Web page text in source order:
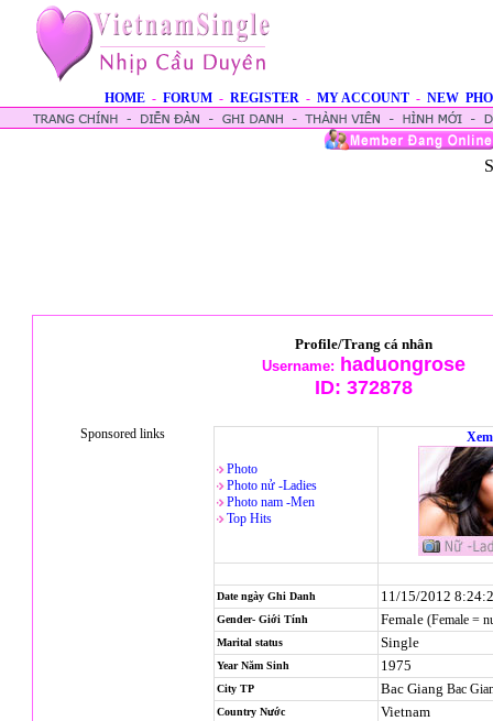
HOME - FORUM - REGISTER - MY ACCOUNT - NEW
Profile/Trang cá nhân
Username: haduongrose
ID: 372878
Sponsored links
Photo
Photo nử -Ladies
Photo nam -Men
Top Hits
Date ngày Ghi Danh 11/15/2012
Gender- Giới Tính Female (Female =
Marital status Single
Year Năm Sinh 1975
City TP Bac Giang Bac
Country Nước Vietnam